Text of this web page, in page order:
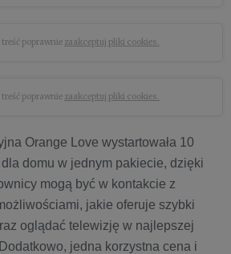
poprawnie zaakceptuj pliki cookies.
poprawnie zaakceptuj pliki cookies.
Orange Love wystartowała 10
dla domu w jednym pakiecie, dzięki
mogą być w kontakcie z
jakie oferuje szybki
oglądać telewizję w najlepszej
jedna korzystna cena i